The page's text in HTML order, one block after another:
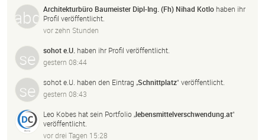
Architekturbüro Baumeister Dipl-Ing. (Fh) Nihad Kotlo haben ihr
Profil veröffentlicht.
vor zehn Stunden
sohot e.U. haben ihr Profil veröffentlicht.
gestern 08:44
sohot e.U. haben den Eintrag „Schnittplatz“ veröffentlicht.
gestern 08:43
Leo Kobes hat sein Portfolio „lebensmittelverschwendung. at“
veröffentlicht.
vor drei Tagen 15:28